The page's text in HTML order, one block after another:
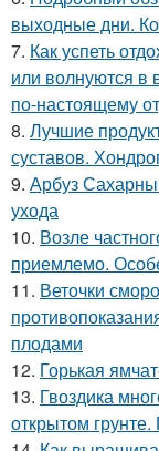
выходные дни.
7. Как успеть
или волнуются в
по-настоящему
8. Лучшие
суставов.
9. Арбуз
ухода
10. Возле
приемлемо.
11. Веточки
плодами
12. Горькая
13. Гвоздика
открытом